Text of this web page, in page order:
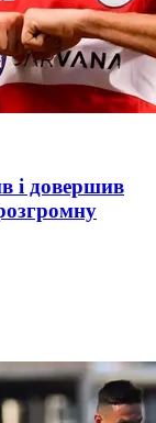
і довершив